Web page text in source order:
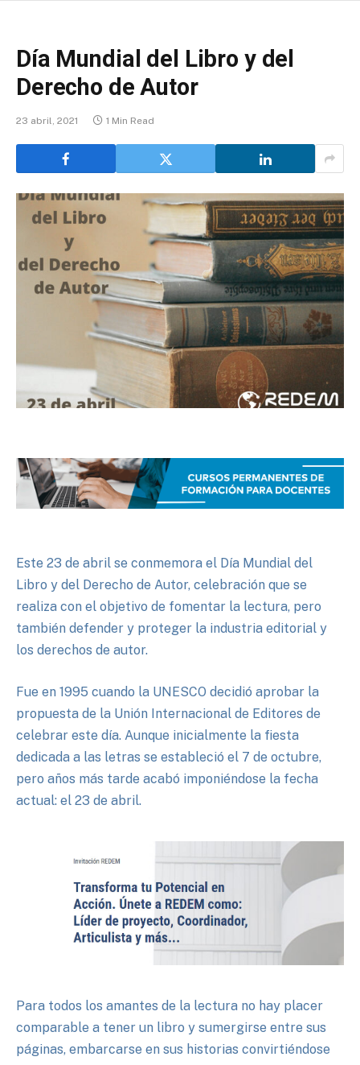
Día Mundial del Libro y del
Derecho de Autor
23 abril, 2021 1 Min Read
Este 23 de abril se conmemora el Día Mundial del
Libro y del Derecho de Autor, celebración que se
realiza con el objetivo de fomentar la lectura, pero
también defender y proteger la industria editorial y
los derechos de autor.
Fue en 1995 cuando la UNESCO decidió aprobar la
propuesta de la Unión Internacional de Editores de
celebrar este día. Aunque inicialmente la fiesta
dedicada a las letras se estableció el 7 de octubre,
pero años más tarde acabó imponiéndose la fecha
actual: el 23 de abril.
Para todos los amantes de la lectura no hay placer
comparable a tener un libro y sumergirse entre sus
páginas, embarcarse en sus historias convirtiéndose